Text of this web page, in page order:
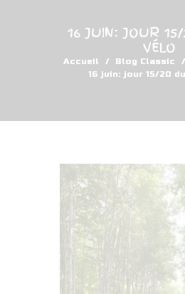
16 JUIN: JOUR
VÉLO
Accueil Blog Classic
16 juin: jour 15/20